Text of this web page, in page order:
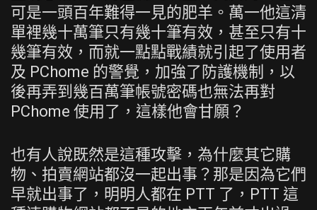
可是一頭百年難得一見的肥羊。萬一他這清
單裡幾十萬筆只有幾十筆有效，甚至只有十
幾筆有效，而就一點點戰績就引起了使用者
及 PChome 的警覺，加強了防護機制，以
後再弄到幾百萬筆帳號密碼也無法再對
PChome 使用了，這樣他會甘願？
也有人說既然是這種攻擊，為什麼其它購
物、拍賣網站都沒一起出事？那是因為它們
早就出事了，明明人都在 PTT 了，PTT 這